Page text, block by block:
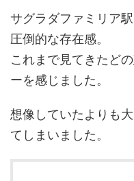
サグラダファミリア
圧倒的な存在感。
これまで見てきたど
ーを感じました。
想像していたよりも
てしまいました。